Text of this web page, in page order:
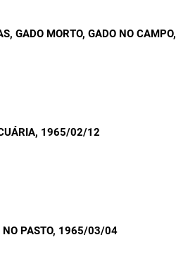
GADO MORTO, GADO NO CAMPO,
, 1965/02/12
PASTO, 1965/03/04